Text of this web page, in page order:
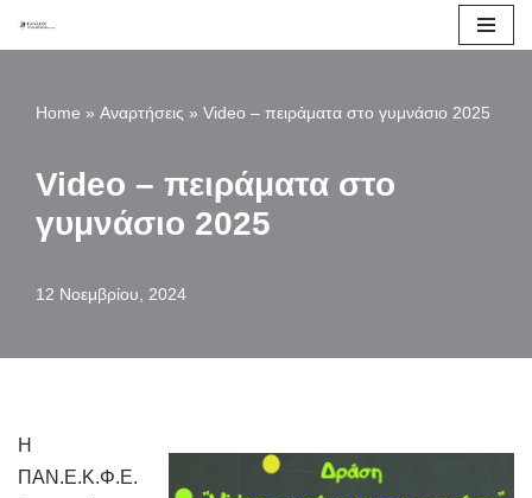
Home » Αναρτήσεις » Video – πειράματα στο γυμνάσιο 2025
Video – πειράματα στο
γυμνάσιο 2025
12 Νοεμβρίου, 2024
Η
ΠΑΝ.Ε.Κ.Φ.Ε.